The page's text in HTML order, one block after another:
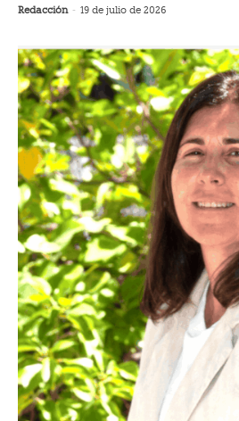
Redacción - 19 de julio de 2026